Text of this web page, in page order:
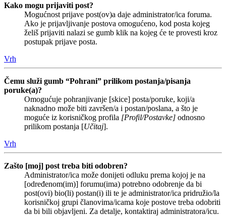
Kako mogu prijaviti post?
Mogućnost prijave post(ov)a daje administrator/ica foruma.
Ako je prijavljivanje postova omogućeno, kod posta kojeg
želiš prijaviti nalazi se gumb klik na kojeg će te provesti kroz
postupak prijave posta.
Vrh
Čemu služi gumb “Pohrani” prilikom postanja/pisanja
poruke(a)?
Omogućuje pohranjivanje [skice] posta/poruke, koji/a
naknadno može biti završen/a i postan/poslana, a što je
moguće iz korisničkog profila [Profil/Postavke] odnosno
prilikom postanja [Učitaj].
Vrh
Zašto [moj] post treba biti odobren?
Administrator/ica može donijeti odluku prema kojoj je na
[određenom(im)] forumu(ima) potrebno odobrenje da bi
post(ovi) bio(li) postan(i) ili te je administrator/ica pridružio/la
korisničkoj grupi članovima/icama koje postove treba odobriti
da bi bili objavljeni. Za detalje, kontaktiraj administratora/icu.